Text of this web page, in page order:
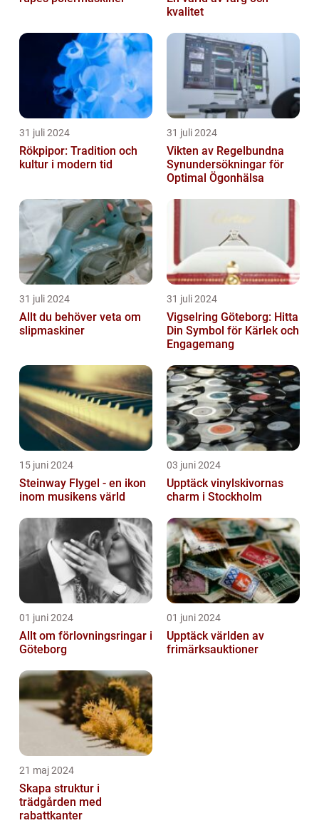
kvalitet
31 juli 2024
Rökpipor: Tradition och
kultur i modern tid
31 juli 2024
Vikten av Regelbundna
Synundersökningar för
Optimal Ögonhälsa
31 juli 2024
Allt du behöver veta om
slipmaskiner
31 juli 2024
Vigselring Göteborg: Hitta
Din Symbol för Kärlek och
Engagemang
15 juni 2024
Steinway Flygel - en ikon
inom musikens värld
03 juni 2024
Upptäck vinylskivornas
charm i Stockholm
01 juni 2024
Allt om förlovningsringar i
Göteborg
01 juni 2024
Upptäck världen av
frimärksauktioner
21 maj 2024
Skapa struktur i
trädgården med
rabattkanter